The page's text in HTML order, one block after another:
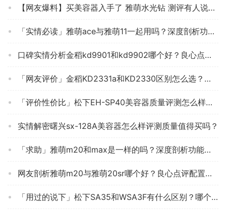
【网友爆料】买美容器入手了 雅萌水光钻 测评有人说坑？质量到底怎么样？
「实情必读」雅萌ace与雅萌11一起用吗？深度剖析功能区别
口碑实情分析金稻kd9901和kd9902哪个好？良心点评配置区别
「网友评价」金稻KD2331a和KD2330区别怎么选？哪个更合适
「评价性价比」松下EH-SP40美容器质量评测怎么样好不好用？
实情解密曙兴sx-128A美容器怎么样评测质量值得买吗？
「求助」雅萌m20和max是一样的吗？深度剖析功能区别
网友剖析雅萌m20与雅萌20sr哪个好？良心点评配置区别
「用过的说下」松下SA35和WSA3F有什么区别？哪个更合适